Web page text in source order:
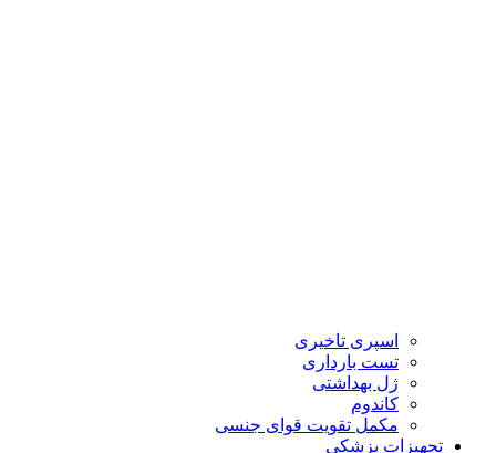
اسپری تاخیری
تست بارداری
ژل بهداشتی
کاندوم
مکمل تقویت قوای جنسی
تجهیزات پزشکی